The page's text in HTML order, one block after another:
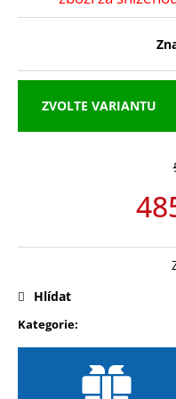
ZVOLTE VARIANTU
Kategorie:
Hlídat
a
í
HLEDAT
o
p
o